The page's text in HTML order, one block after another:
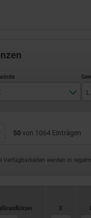
M4
M10
L
50 von 1064 Einträgen
Verfügbarkeiten werden in
Grundkörper
X
Grundkörper
X